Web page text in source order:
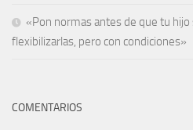
«Pon normas antes de que tu hijo
flexibilizarlas, pero con condiciones»
COMENTARIOS